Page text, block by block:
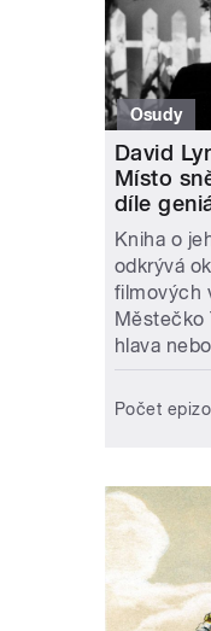
Osudy
David
Místo
díle
Kniha o
odkrývá
filmových
Městečko
hlava
Počet